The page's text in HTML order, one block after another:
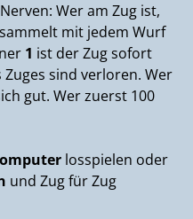
Wer am Zug ist,
mit jedem Wurf
1 ist der Zug sofort
sind verloren. Wer
gut. Wer zuerst 100
losspielen oder
und Zug für Zug